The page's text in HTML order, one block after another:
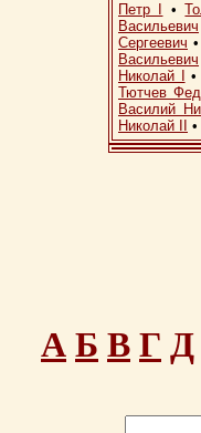
Петр I •
Васильевич
Сергеевич
Васильевич
Николай I
•
Тютчев
Василий
Николай II
•
А Б В Г Д